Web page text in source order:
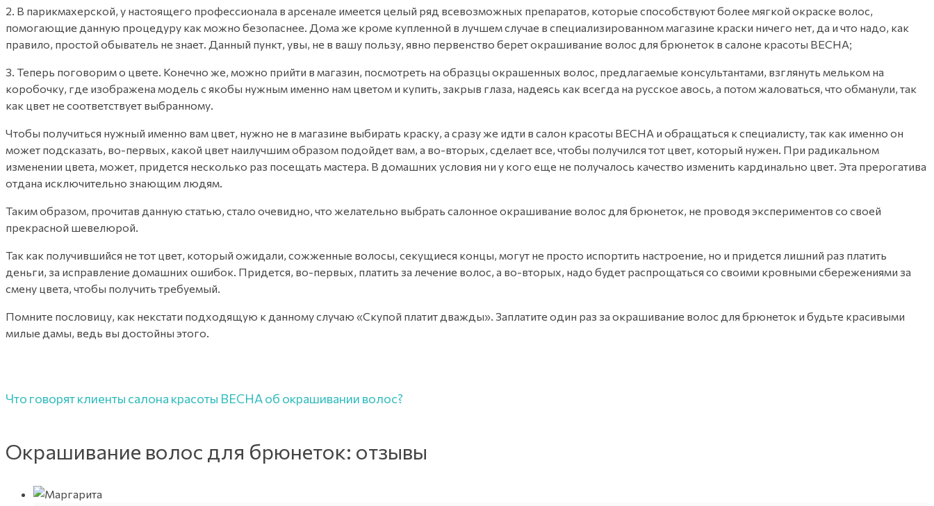
2. В парикмахерской, у настоящего профессионала в арсенале имеется целый ряд всевозможных препаратов, которые способствуют более мягкой окраске волос,
помогающие данную процедуру как можно безопаснее. Дома же кроме купленной в лучшем случае в специализированном магазине краски ничего нет, да и что надо, как
правило, простой обыватель не знает. Данный пункт, увы, не в вашу пользу, явно первенство берет окрашивание волос для брюнеток в салоне красоты ВЕСНА;
3. Теперь поговорим о цвете. Конечно же, можно прийти в магазин, посмотреть на образцы окрашенных волос, предлагаемые консультантами, взглянуть мельком на
коробочку, где изображена модель с якобы нужным именно нам цветом и купить, закрыв глаза, надеясь как всегда на русское авось, а потом жаловаться, что обманули, так
как цвет не соответствует выбранному.
Чтобы получиться нужный именно вам цвет, нужно не в магазине выбирать краску, а сразу же идти в салон красоты ВЕСНА и обращаться к специалисту, так как именно он
может подсказать, во-первых, какой цвет наилучшим образом подойдет вам, а во-вторых, сделает все, чтобы получился тот цвет, который нужен. При радикальном
изменении цвета, может, придется несколько раз посещать мастера. В домашних условия ни у кого еще не получалось качество изменить кардинально цвет. Эта прерогатива
отдана исключительно знающим людям.
Таким образом, прочитав данную статью, стало очевидно, что желательно выбрать салонное окрашивание волос для брюнеток, не проводя экспериментов со своей
прекрасной шевелюрой.
Так как получившийся не тот цвет, который ожидали, сожженные волосы, секущиеся концы, могут не просто испортить настроение, но и придется лишний раз платить
деньги, за исправление домашних ошибок. Придется, во-первых, платить за лечение волос, а во-вторых, надо будет распрощаться со своими кровными сбережениями за
смену цвета, чтобы получить требуемый.
Помните пословицу, как некстати подходящую к данному случаю «Скупой платит дважды». Заплатите один раз за окрашивание волос для брюнеток и будьте красивыми
милые дамы, ведь вы достойны этого.
Что говорят клиенты салона красоты ВЕСНА об окрашивании волос?
Окрашивание волос для брюнеток: отзывы